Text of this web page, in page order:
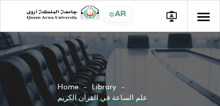
AR
Home
Library
علم الساعة في القران الكريم